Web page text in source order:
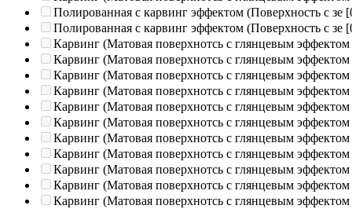
Полированная c карвинг эффектом (Поверхность с зе
Полированная c карвинг эффектом (Поверхность с зе
Карвинг (Матовая поверхнотсь с глянцевым эффектом
Карвинг (Матовая поверхнотсь с глянцевым эффектом
Карвинг (Матовая поверхнотсь с глянцевым эффектом
Карвинг (Матовая поверхнотсь с глянцевым эффектом
Карвинг (Матовая поверхнотсь с глянцевым эффектом
Карвинг (Матовая поверхнотсь с глянцевым эффектом
Карвинг (Матовая поверхнотсь с глянцевым эффектом
Карвинг (Матовая поверхнотсь с глянцевым эффектом
Карвинг (Матовая поверхнотсь с глянцевым эффектом
Карвинг (Матовая поверхнотсь с глянцевым эффектом
Карвинг (Матовая поверхнотсь с глянцевым эффектом